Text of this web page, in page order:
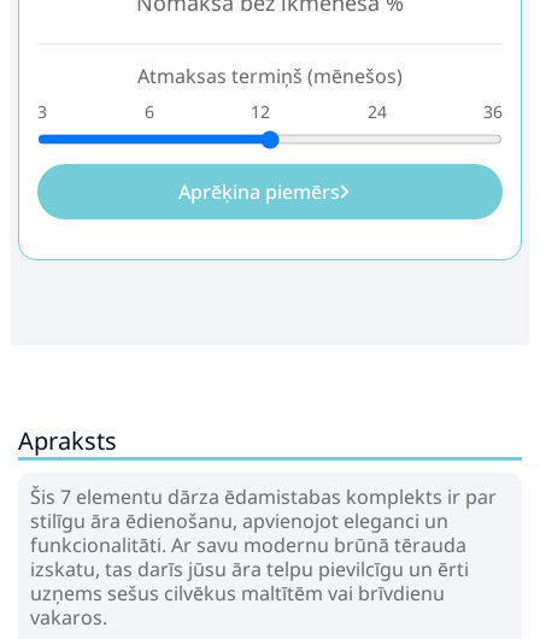
Atmaksas termiņš (mēnešos)
3 6 12 24 36
Aprēķina piemērs
Apraksts
Šis 7 elementu dārza ēdamistabas komplekts ir par
stilīgu āra ēdienošanu, apvienojot eleganci un
funkcionalitāti. Ar savu modernu brūnā tērauda
izskatu, tas darīs jūsu āra telpu pievilcīgu un ērti
uzņems sešus cilvēkus maltītēm vai brīvdienu
vakaros.